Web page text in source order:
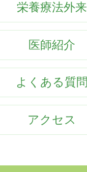
栄養療法外来
医師紹介
よくある質問
アクセス